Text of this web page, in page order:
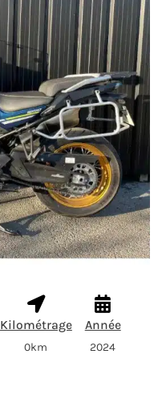
Kilométrage
0km
Année
2024